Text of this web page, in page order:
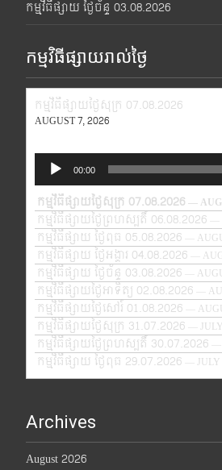
កម្មវិធីផ្សាយ ថ្ងៃច័ន្ទ 03.08.2026
កម្មវិធីផ្សាយរាល់ថ្ងៃ
កម្មវិធីផ្សាយថ្ងៃសុក្រ 07.08.2026
AUGUST 7, 2026
Audio
Player
00:00
កម្មវិធីផ្សាយថ្ងៃសុក្រ 07.08.2026—
កម្មវិធីផ្សាយថ្ងៃព្រហស្បតិ៍ 06.08.2026
កម្មវិធីផ្សាយ ថ្ងៃពុធ 05.08.2026
—
កម្មវិធីផ្សាយ ថ្ងៃអង្គារ 04.08.2026
—
កម្មវិធីផ្សាយ ថ្ងៃច័ន្ទ 03.08.2026
—
កម្មវិធីផ្សាយថ្ងៃអាទិត្យ 02.08.2026
—
កម្មវិធីផ្សាយថ្ងៃសៅរ៍ 01.08.2026
—
កម្មវិធីផ្សាយថ្ងៃសុក្រ 31.07.2026
—
កម្មវិធីផ្សាយថ្ងៃព្រហស្បតិ៍ 30.07.2026
កម្មវិធីផ្សាយ ថ្ងៃពុធ 29.07.2026
—
Archives
August 2026